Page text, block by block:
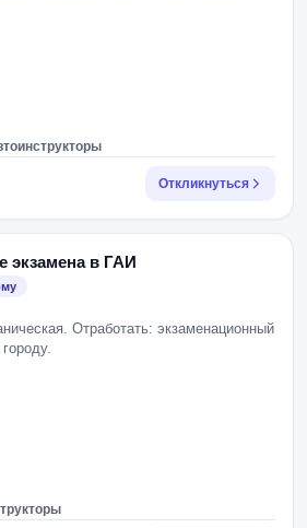
Откликнуться
экзамена в ГАИ
Отработать: экзаменационный